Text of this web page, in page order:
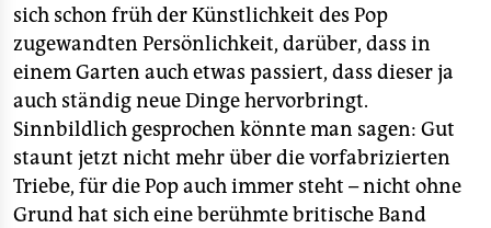
sich schon früh der Künstlichkeit des Pop
zugewandten Persönlichkeit, darüber, dass in
einem Garten auch etwas passiert, dass dieser ja
auch ständig neue Dinge hervorbringt.
Sinnbildlich gesprochen könnte man sagen: Gut
staunt jetzt nicht mehr über die vorfabrizierten
Triebe, für die Pop auch immer steht – nicht ohne
Grund hat sich eine berühmte britische Band